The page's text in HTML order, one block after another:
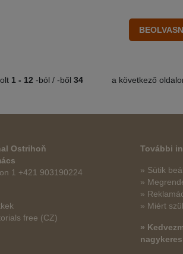
1 - 12 -ból / -ből 34 a következő
Ostrihoň
1 +421 903190224
free (CZ)
További
» Sütik
»
»
» Miért
»